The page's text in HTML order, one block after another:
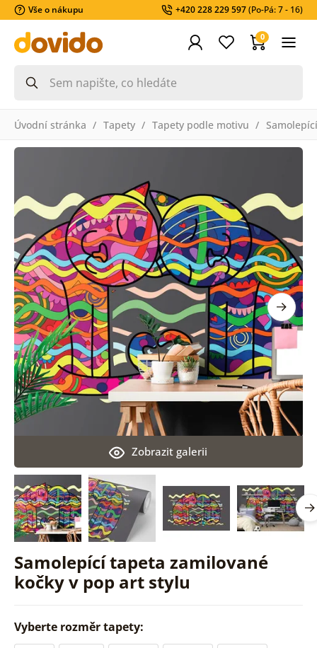
Vše o nákupu +420 228 229 597(Po-Pá: 7 - 16)
0
Úvodní stránka Tapety Tapety podle motivu
Samolepící tapeta zamilované
kočky v pop art stylu
Zobrazit galerii
Vyberte rozměr tapety: